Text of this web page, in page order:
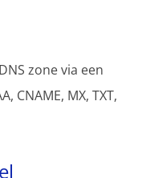
zone via een
CNAME, MX, TXT,